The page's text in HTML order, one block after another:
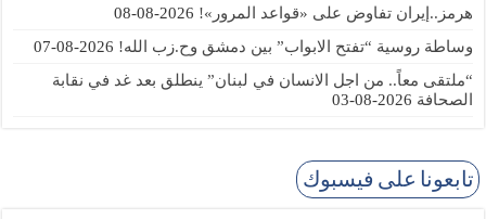
هرمز..إيران تفاوض على «قواعد المرور»! 2026-08-08
وساطة روسية “تفتح الابواب” بين دمشق وح.زب الله! 2026-08-07
“ملتقى معاً.. من اجل الانسان في لبنان” ينطلق بعد غد في نقابة
الصحافة 2026-08-03
تابعونا على فيسبوك